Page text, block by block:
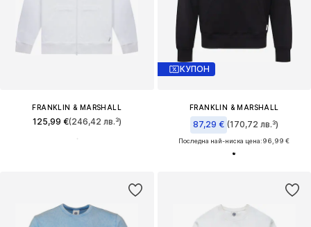
FRANKLIN & MARSHALL
125,99 €(246,42 лв.³)
КУПОН
FRANKLIN & MARSHALL
87,29 € (170,72 лв.³)
Последна най-ниска цена:96,99 €